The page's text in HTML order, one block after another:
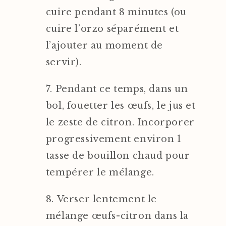
cuire pendant 8 minutes (ou
cuire l’orzo séparément et
l’ajouter au moment de
servir).
Pendant ce temps, dans un
bol, fouetter les œufs, le jus et
le zeste de citron. Incorporer
progressivement environ 1
tasse de bouillon chaud pour
tempérer le mélange.
Verser lentement le
mélange œufs-citron dans la